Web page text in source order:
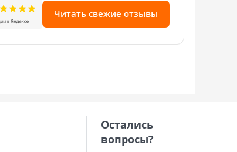
Читать свежие отзывы
Остались
вопросы?